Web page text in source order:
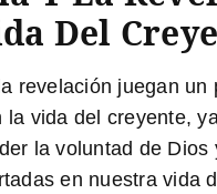
Del
revelación juegan un
la vida del creyente,
la voluntad de Dios
en nuestra vida